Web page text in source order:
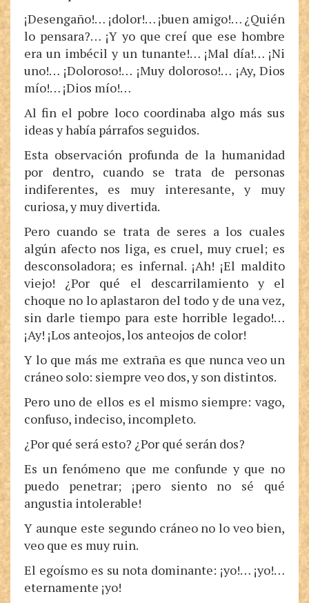
¡Desengaño!… ¡dolor!… ¡buen amigo!… ¿Quién
lo pensara?… ¡Y yo que creí que ese hombre
era un imbécil y un tunante!… ¡Mal día!… ¡Ni
uno!… ¡Doloroso!… ¡Muy doloroso!… ¡Ay, Dios
mío!… ¡Dios mío!…
Al fin el pobre loco coordinaba algo más sus
ideas y había párrafos seguidos.
Esta observación profunda de la humanidad
por dentro, cuando se trata de personas
indiferentes, es muy interesante, y muy
curiosa, y muy divertida.
Pero cuando se trata de seres a los cuales
algún afecto nos liga, es cruel, muy cruel; es
desconsoladora; es infernal. ¡Ah! ¡El maldito
viejo! ¿Por qué el descarrilamiento y el
choque no lo aplastaron del todo y de una vez,
sin darle tiempo para este horrible legado!…
¡Ay! ¡Los anteojos, los anteojos de color!
Y lo que más me extraña es que nunca veo un
cráneo solo: siempre veo dos, y son distintos.
Pero uno de ellos es el mismo siempre: vago,
confuso, indeciso, incompleto.
¿Por qué será esto? ¿Por qué serán dos?
Es un fenómeno que me confunde y que no
puedo penetrar; ¡pero siento no sé qué
angustia intolerable!
Y aunque este segundo cráneo no lo veo bien,
veo que es muy ruin.
El egoísmo es su nota dominante: ¡yo!… ¡yo!…
eternamente ¡yo!